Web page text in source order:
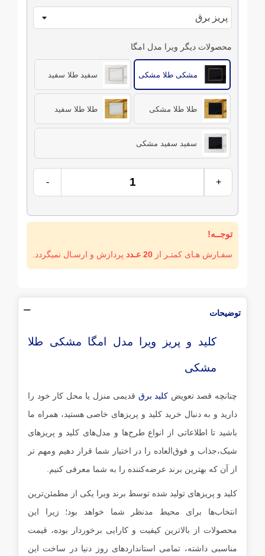
محصولات دیگر ویرا مدل امگا
مشکی طلا مشکی سفید طلا سفید
طلا طلا مشکی طلا طلا سفید
سفید سفید مشکی
- +
توجــه!
سفـارش هـای کمتـر از 20 عـدد پردازش و ارسـال نمیگردد.
توضیحات
کلید و پریز ویرا مدل امگا مشکی طلا
مشکی
چنانچه قصد تعویض کلید برق قدیمی منزل یا محل کار خود را
دارید و به دنبال خرید کلید و پریزهای خاصی هستید، همراه ما
باشید تا اطلاعاتی از انواع طرح‌ها و مدل‌های کلید و پریز‌های
شیک،جذاب و فوق‌العاده را در اختیار شما قرار دهیم ومهم تر
از آن که بهترین برند عرضه‌کننده را به شما معرفی کنیم.
کلید و پریزهای تولید شده توسط برند ویرا یکی از مطمئن‌ترین
انتخاب‌ها برای محیط مدنظر شما خواهد بود؛ زیرا این
محصولات از بالاترین کیفیت و کارایی برخوردار بوده، قیمت
مناسبی داشته، تمامی استانداردهای روز دنیا در ساخت این